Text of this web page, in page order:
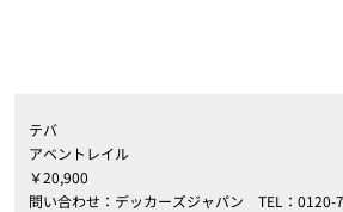
テバ
アベントレイル
￥20,900
問い合わせ：デッカーズジャパン TEL：0120-